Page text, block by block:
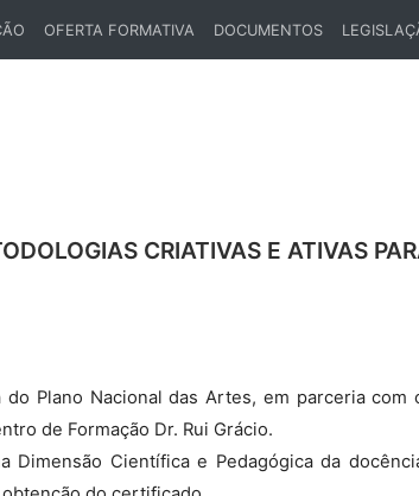
OFERTA FORMATIVA DOCUMENTOS
CRIATIVAS E ATIVAS
Plano Nacional das Artes, em parceria com
de Formação Dr. Rui Grácio.
Científica e Pedagógica da